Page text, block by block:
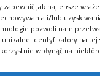
zapewnić jak najlepsze
i/lub
pozwoli nam
unikalne identyfikatory na tej
wpłynąć na